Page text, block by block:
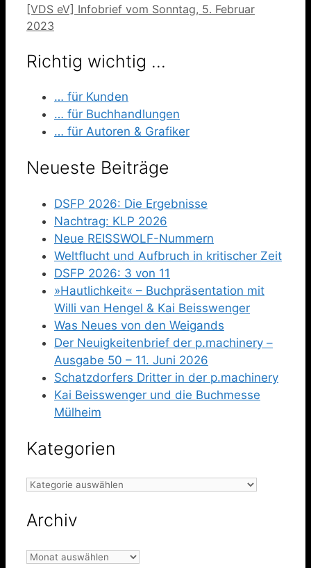
[VDS eV] Infobrief vom Sonntag, 5. Februar
2023
Richtig wichtig …
… für Kunden
… für Buchhandlungen
… für Autoren & Grafiker
Neueste Beiträge
DSFP 2026: Die Ergebnisse
Nachtrag: KLP 2026
Neue REISSWOLF-Nummern
Weltflucht und Aufbruch in kritischer Zeit
DSFP 2026: 3 von 11
»Hautlichkeit« – Buchpräsentation mit
Willi van Hengel & Kai Beisswenger
Was Neues von den Weigands
Der Neuigkeitenbrief der p.machinery –
Ausgabe 50 – 11. Juni 2026
Schatzdorfers Dritter in der p.machinery
Kai Beisswenger und die Buchmesse
Mülheim
Kategorien
Kategorien
Archiv
Archiv